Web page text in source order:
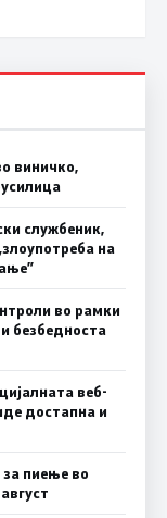
виничко,
службеник,
на
во рамки
безбедноста
веб-
достапна и
пиење во